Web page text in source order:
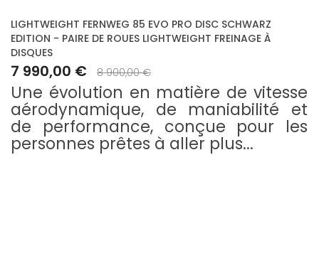
LIGHTWEIGHT FERNWEG 85 EVO PRO DISC SCHWARZ
EDITION - PAIRE DE ROUES LIGHTWEIGHT FREINAGE À
DISQUES
7 990,00 € 8 900,00 €
Une évolution en matière de vitesse
aérodynamique, de maniabilité et
de performance, conçue pour les
personnes prêtes à aller plus...